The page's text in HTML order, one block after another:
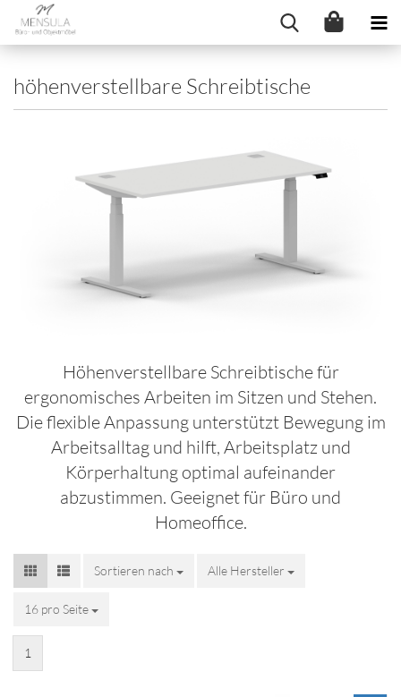
höhenverstellbare Schreibtische
Höhenverstellbare Schreibtische für
ergonomisches Arbeiten im Sitzen und Stehen.
Die flexible Anpassung unterstützt Bewegung im
Arbeitsalltag und hilft, Arbeitsplatz und
Körperhaltung optimal aufeinander
abzustimmen. Geeignet für Büro und
Homeoffice.
Sortieren nach
Sortieren nach Alle Hersteller
16 pro Seite
pro Seite
1